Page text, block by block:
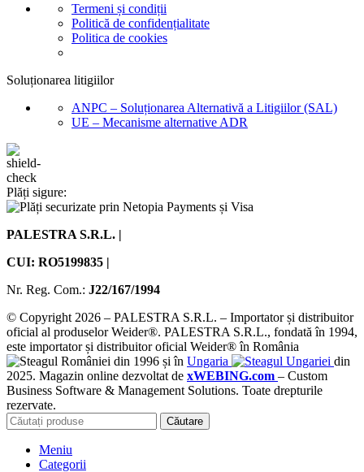
Termeni și condiții
Politică de confidențialitate
Politica de cookies
Soluționarea litigiilor
ANPC – Soluționarea Alternativă a Litigiilor (SAL)
UE – Mecanisme alternative ADR
Plăți sigure:
PALESTRA S.R.L. |
CUI: RO5199835 |
Nr. Reg. Com.: J22/167/1994
© Copyright 2026 – PALESTRA S.R.L. – Importator și distribuitor
oficial al produselor Weider®. PALESTRA S.R.L., fondată în 1994,
este importator și distribuitor oficial Weider® în România
din 1996 și în Ungaria
din
2025. Magazin online dezvoltat de xWEBING.com – Custom
Business Software & Management Solutions. Toate drepturile
rezervate.
Căutare
Meniu
Categorii